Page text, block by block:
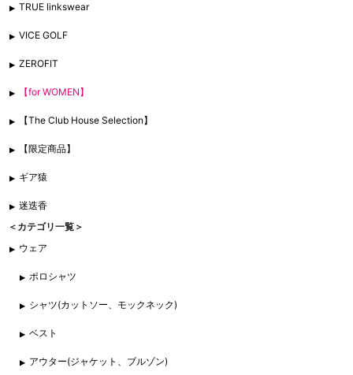
TRUE linkswear
VICE GOLF
ZEROFIT
【for WOMEN】
【The Club House Selection】
【限定商品】
ギア猿
迷迭香
＜カテゴリ一覧＞
ウェア
ポロシャツ
シャツ(カットソー、モックネック)
ベスト
アウター(ジャケット、ブルゾン)